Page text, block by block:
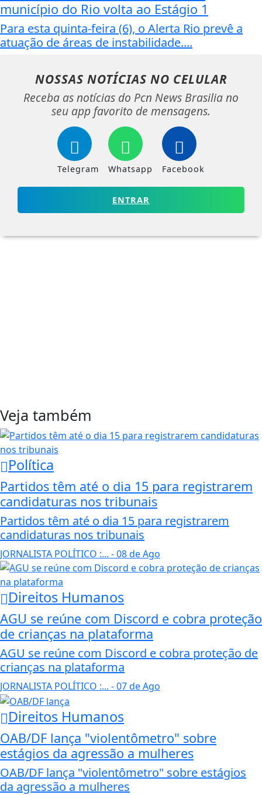
município do Rio volta ao Estágio 1
Para esta quinta-feira (6), o Alerta Rio prevê a
atuação de áreas de instabilidade....
NOSSAS NOTÍCIAS NO CELULAR
Receba as notícias do Pcn News Brasilia no
seu app favorito de mensagens.
Telegram Whatsapp Facebook
ENTRAR
Veja também
Política
Partidos têm até o dia 15 para registrarem
candidaturas nos tribunais
Partidos têm até o dia 15 para registrarem
candidaturas nos tribunais
JORNALISTA POLÍTICO :... - 08 de Ago
Direitos Humanos
AGU se reúne com Discord e cobra proteção
de crianças na plataforma
AGU se reúne com Discord e cobra proteção de
crianças na plataforma
JORNALISTA POLÍTICO :... - 07 de Ago
Direitos Humanos
OAB/DF lança "violentômetro" sobre
estágios da agressão a mulheres
OAB/DF lança "violentômetro" sobre estágios
da agressão a mulheres